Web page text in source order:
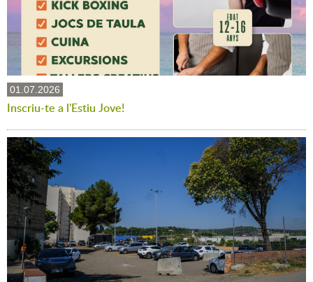
01.07.2026
Inscriu-te a l'Estiu Jove!